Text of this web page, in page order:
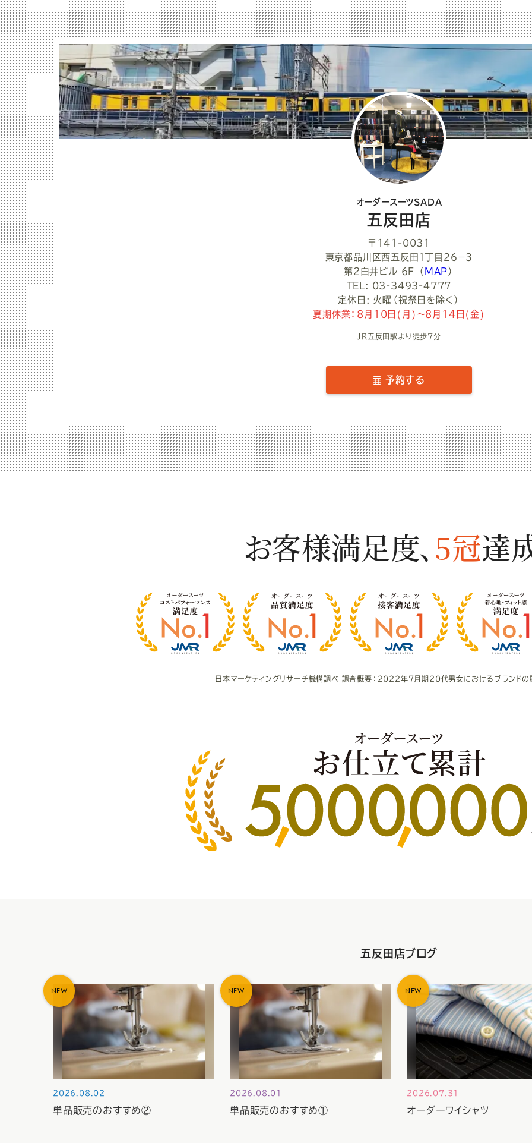
オーダースーツSADA
五反田店
〒141-0031
東京都品川区西五反田１丁目２６−３
第2白井ビル 6F
（ MAP ）
TEL: 03-3493-4777
定休日: 火曜（祝祭日を除く）
夏期休業：8月10日(月)～8月14日(金)
JR五反田駅より徒歩7分
予約する
お客様満足度、5冠達
日本マーケティングリサーチ機構調べ 調査概要：2022年7月期20代男女における ブランド
五反田店ブログ
2026.08.02
単品販売のおすすめ②
NEW
2026.08.01
単品販売のおすすめ①
NEW
2026.07.31
オーダーワイシャツ
NEW